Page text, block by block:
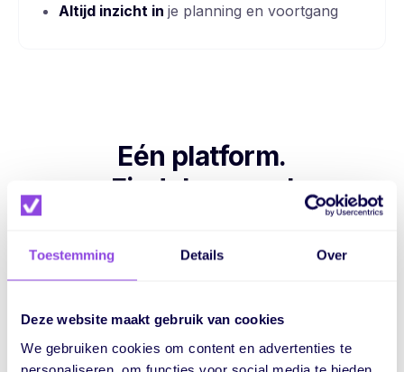
Toestemming Details Over
Deze website maakt gebruik van cookies
We gebruiken cookies om content en advertenties te
personaliseren, om functies voor social media te bieden
Altijd inzicht in je planning en voortgang
Eén platform.
Eindeloos veel
Voor meer overzicht, betere samenwerking en grip